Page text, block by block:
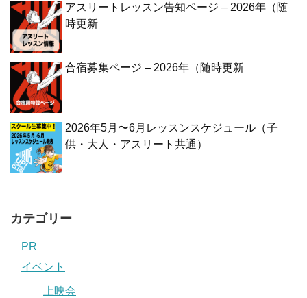
アスリートレッスン告知ページ – 2026年（随
時更新
合宿募集ページ – 2026年（随時更新
2026年5月〜6月レッスンスケジュール（子
供・大人・アスリート共通）
カテゴリー
PR
イベント
上映会